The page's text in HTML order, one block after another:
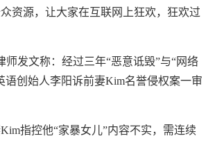
资源，让大家在互联网上狂欢，狂欢过
师发文称：经过三年“恶意诋毁”与“网络
语创始人李阳诉前妻Kim名誉侵权案一审
指控他“家暴女儿”内容不实，需连续